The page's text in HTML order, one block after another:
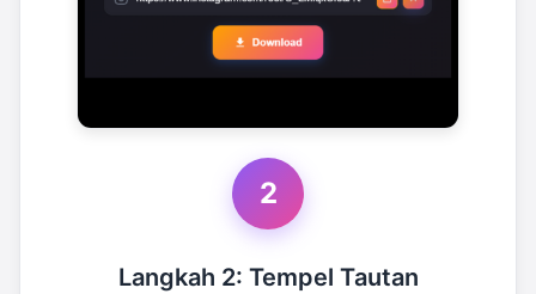
2
Langkah 2: Tempel Tautan